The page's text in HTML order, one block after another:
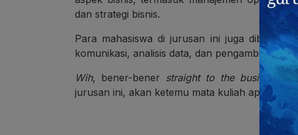
dan strategi bisnis.
Para mahasiswa di jurusan ini juga diberikan
komunikasi, analisis data, dan pengambilan
Wih, bener-bener straight to the business
jurusan ini, akan ketemu mata kuliah apa aja